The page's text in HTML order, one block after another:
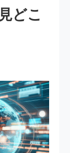
どこ